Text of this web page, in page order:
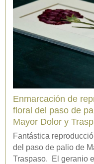
Enmarcación de
floral del paso de
Mayor Dolor y
Fantástica
del paso de palio de
Traspaso. El geranio